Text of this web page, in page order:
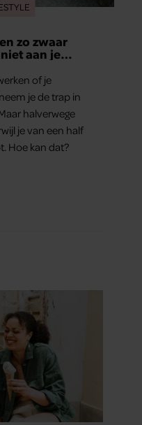
zo zwaar
aan je
of je
je de trap in
halverwege
je van een half
Hoe kan dat?